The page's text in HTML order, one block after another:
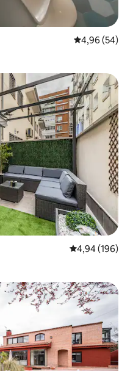
5 üzerinden
4,96 (54)
arasında
5 üzerinden
4,94 (196)